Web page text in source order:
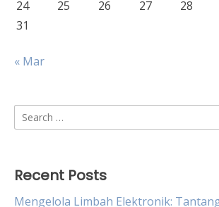
24
25 26 27 28
31
« Mar
Search
for:
Recent Posts
Mengelola Limbah Elektronik: